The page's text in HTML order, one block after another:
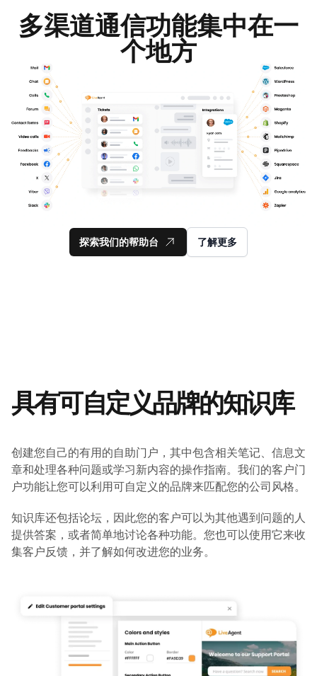
多渠道通信功能集中在一
个地方
探索我们的帮助台 了解更多
具有可自定义品牌的知识库
创建您自己的有用的自助门户，其中包含相关笔记、信息文
章和处理各种问题或学习新内容的操作指南。我们的客户门
户功能让您可以利用可自定义的品牌来匹配您的公司风格。
知识库还包括论坛，因此您的客户可以为其他遇到问题的人
提供答案，或者简单地讨论各种功能。您也可以使用它来收
集客户反馈，并了解如何改进您的业务。